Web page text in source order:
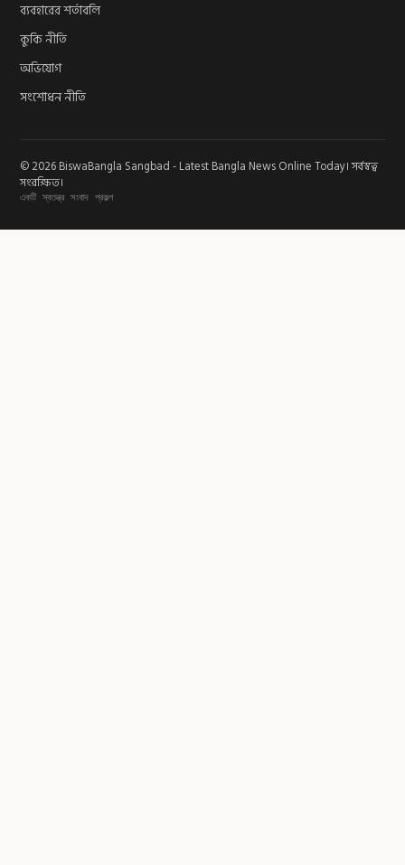
ব্যবহারের শর্তাবলি
কুকি নীতি
অভিযোগ
সংশোধন নীতি
© 2026 BiswaBangla Sangbad - Latest Bangla News Online Today। সর্বস্বত্ব
সংরক্ষিত।
একটি স্বতন্ত্র সংবাদ প্রকল্প